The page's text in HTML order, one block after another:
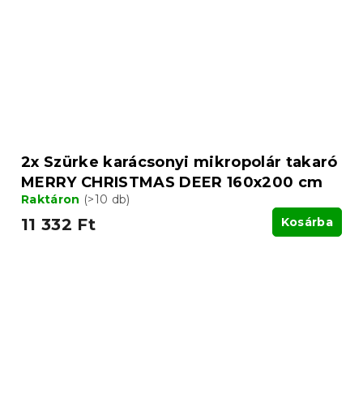
2x Szürke karácsonyi mikropolár takaró
MERRY CHRISTMAS DEER 160x200 cm
Raktáron (>10 db)
11 332 Ft Kosárba